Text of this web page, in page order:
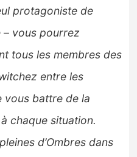
protagoniste de
– vous pourrez
tous les membres des
entre les
vous battre de la
chaque situation.
d’Ombres dans